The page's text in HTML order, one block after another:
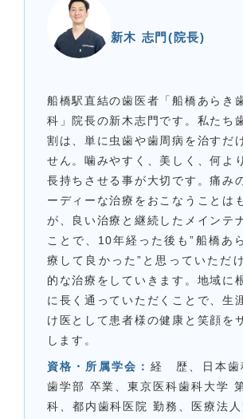
新木 志門(院長)
船橋駅直結の歯医者「船橋あらき
科」院長の新木志門です。私たち
割は、単に虫歯や歯周病を治すだ
せん。噛みやすく、美しく、何よ
長持ちさせる事が大切です。痛み
ーディーな治療をおこなうことは
が、良い治療と継続したメインテ
ことで、10年経った後も”船橋あ
療して良かった”と思っていただ
的な治療をしていきます。地域に
に長く通っていただくことで、生
け医として患者様の健康と笑顔を
します。
資格・所属学会： 経 歴、日本歯
歯学部 卒業、東京医科歯科大学
科、都内歯科医院 勤務、医療法